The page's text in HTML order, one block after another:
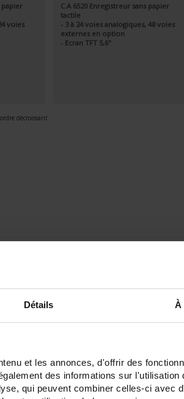
Détails À
et les annonces, d'offrir des
des informations sur l'utilisation
qui peuvent combiner celles-ci avec
papier
voies
C.A 6520 Enregistreur sans papier
tactile
- 3 à 24 voies analogiques, 48 voies
externes en option
- Ecran TFT 5,6"
décroissant